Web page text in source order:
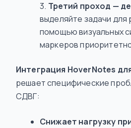
Третий проход —
выделяйте задачи для
помощью визуальных
маркеров
Интеграция HoverNotes
решает специфические
СДВГ:
Снижает нагрузку